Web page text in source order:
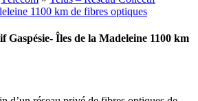
1100 km de fibres optiques
Gaspésie- Îles de la Madeleine 1100 km